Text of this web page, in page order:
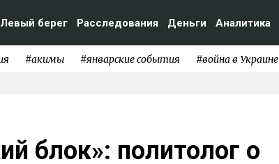
Левый берег Расследования Деньги Аналитика
#акимы #январские события #война в Украине
блок»: политолог о